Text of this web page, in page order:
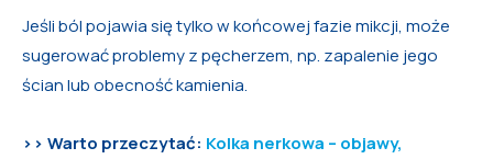
Jeśli ból pojawia się tylko w końcowej fazie mikcji, może
sugerować problemy z pęcherzem, np. zapalenie jego
ścian lub obecność kamienia.
>> Warto przeczytać: Kolka nerkowa – objawy,